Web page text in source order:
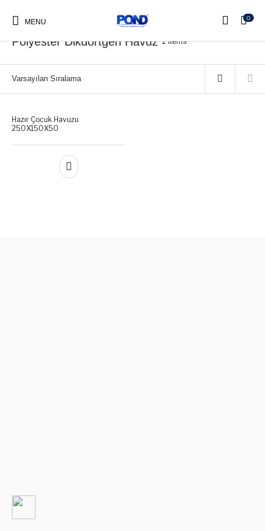
MENU 0
Pond Kapak Pond Merdiven Pond Makine DairesiPond Fiber Havuzlar
Ana Sayfa Polyester Dikdörtgen Havuz
Polyester Dikdörtgen Havuz1 items
Hazır Çocuk Havuzu
250X150X50